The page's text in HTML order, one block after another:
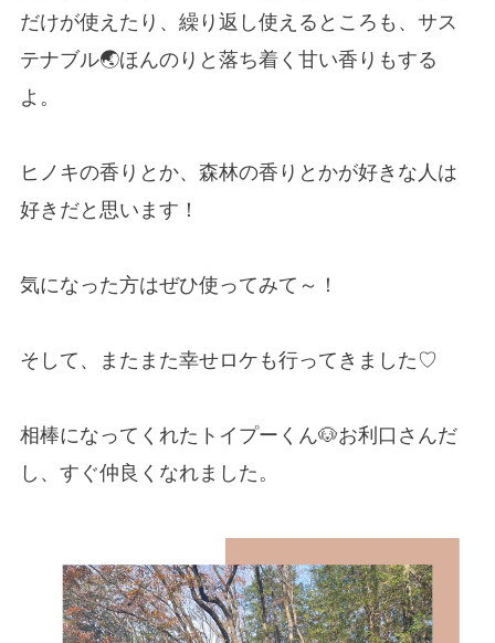
だけが使えたり、繰り返し使えるところも、サス
テナブル🌏ほんのりと落ち着く甘い香りもする
よ。
ヒノキの香りとか、森林の香りとかが好きな人は
好きだと思います！
気になった方はぜひ使ってみて～！
そして、またまた幸せロケも行ってきました♡
相棒になってくれたトイプーくん🐶お利口さんだ
し、すぐ仲良くなれました。